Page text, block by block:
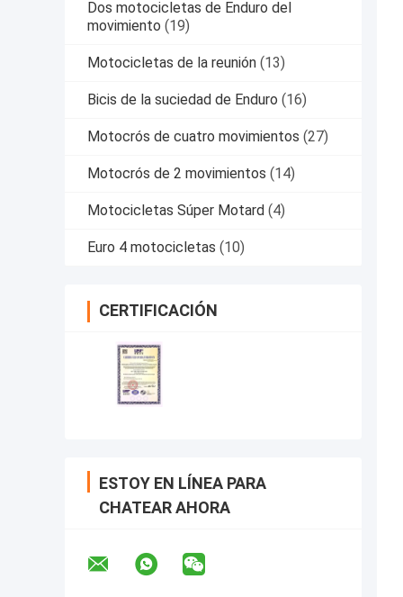
Dos motocicletas de Enduro del
movimiento (19)
Motocicletas de la reunión (13)
Bicis de la suciedad de Enduro (16)
Motocrós de cuatro movimientos (27)
Motocrós de 2 movimientos (14)
Motocicletas Súper Motard (4)
Euro 4 motocicletas (10)
CERTIFICACIÓN
ESTOY EN LÍNEA PARA
CHATEAR AHORA